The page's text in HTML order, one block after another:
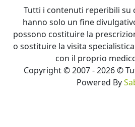
Tutti i contenuti reperibili su
hanno solo un fine
possono costituire la
o sostituire la visita
con il proprio
Copyright © 2007 - 2026 ©
Powered By